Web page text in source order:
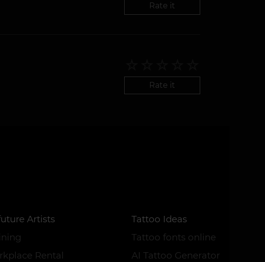
Rate it
Rate it
Artists
Rental
Tattoo Ideas
Tattoo fonts online
AI Tattoo Generator